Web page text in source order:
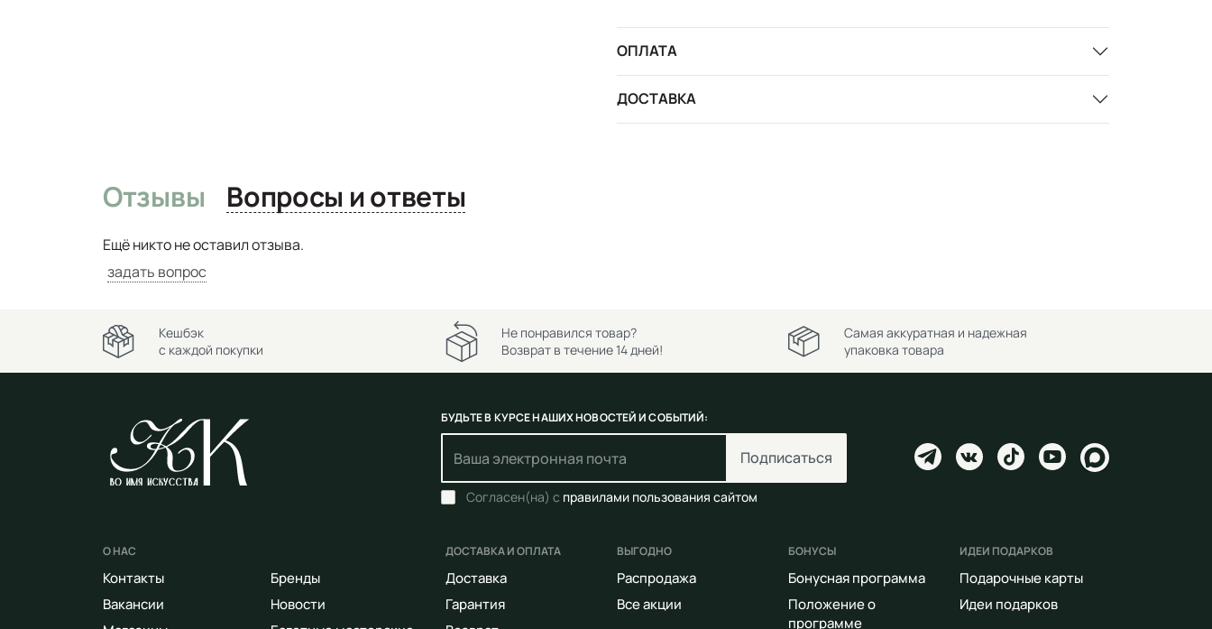
ОПЛАТА
ДОСТАВКА
Отзывы Вопросы и ответы
Ещё никто не оставил отзыва.
задать вопрос
Кешбэк
с каждой покупки
Не понравился товар?
Возврат в течение 14 дней!
Самая аккуратная и надежная
упаковка товара
БУДЬТЕ В КУРСЕ НАШИХ НОВОСТЕЙ И СОБЫТИЙ:
Подписаться
Согласен(на) с правилами пользования сайтом
О НАС
Контакты
Вакансии
Бренды
Новости
ДОСТАВКА И ОПЛАТА
Доставка
Гарантия
ВЫГОДНО
Распродажа
Все акции
БОНУСЫ
Бонусная программа
Положение о
программе
ИДЕИ ПОДАРКОВ
Подарочные карты
Идеи подарков